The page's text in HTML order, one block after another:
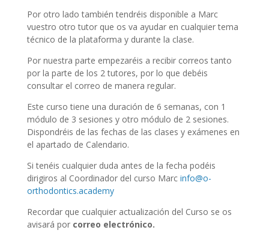
Por otro lado también tendréis disponible a Marc
vuestro otro tutor que os va ayudar en cualquier tema
técnico de la plataforma y durante la clase.
Por nuestra parte empezaréis a recibir correos tanto
por la parte de los 2 tutores, por lo que debéis
consultar el correo de manera regular.
Este curso tiene una duración de 6 semanas, con 1
módulo de 3 sesiones y otro módulo de 2 sesiones.
Dispondréis de las fechas de las clases y exámenes en
el apartado de Calendario.
Si tenéis cualquier duda antes de la fecha podéis
dirigiros al Coordinador del curso Marc info@o-
orthodontics.academy
Recordar que cualquier actualización del Curso se os
avisará por correo electrónico.